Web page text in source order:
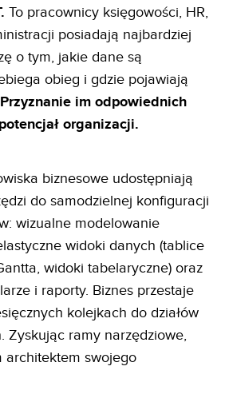
To pracownicy księgowości, HR,
posiadają najbardziej
o tym, jakie dane są
obieg i gdzie pojawiają
Przyznanie im odpowiednich
potencjał organizacji.
biznesowe udostępniają
do samodzielnej konfiguracji
wizualne modelowanie
widoki danych (tablice
widoki tabelaryczne) oraz
i raporty. Biznes przestaje
kolejkach do działów
Zyskując ramy narzędziowe,
architektem swojego